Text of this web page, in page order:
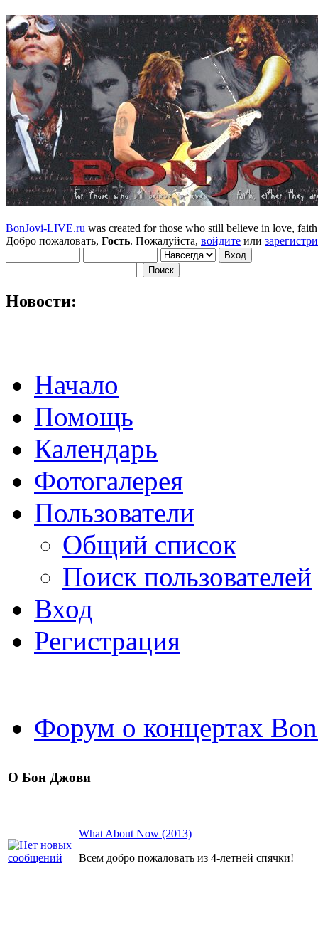
BonJovi-LIVE.ru was created for those who still believe in love,
Добро пожаловать, Гость. Пожалуйста, войдите или
Новости:
Начало
Помощь
Календарь
Фотогалерея
Пользователи
Общий список
Поиск пользователей
Вход
Регистрация
Форум о концертах
О Бон Джови
What About Now (2013)
Всем добро пожаловать из 4-летней спячки!